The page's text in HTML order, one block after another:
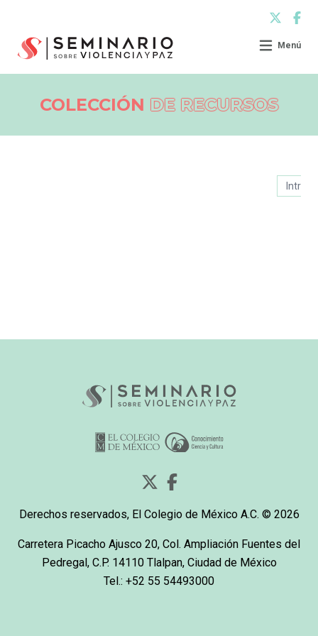
Menú
COLECCIÓN DE RECURSOS
Derechos reservados, El Colegio de México A.C. © 2026
Carretera Picacho Ajusco 20, Col. Ampliación Fuentes del
Pedregal, C.P. 14110 Tlalpan, Ciudad de México
Tel.: +52 55 54493000